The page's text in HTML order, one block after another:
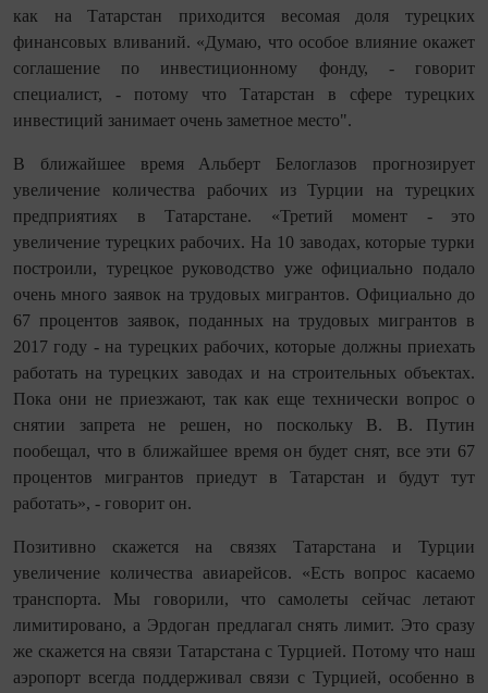
как на Татарстан приходится весомая доля турецких
финансовых вливаний. «Думаю, что особое влияние окажет
соглашение по инвестиционному фонду, - говорит
специалист, - потому что Татарстан в сфере турецких
инвестиций занимает очень заметное место".
В ближайшее время Альберт Белоглазов прогнозирует
увеличение количества рабочих из Турции на турецких
предприятиях в Татарстане. «Третий момент - это
увеличение турецких рабочих. На 10 заводах, которые турки
построили, турецкое руководство уже официально подало
очень много заявок на трудовых мигрантов. Официально до
67 процентов заявок, поданных на трудовых мигрантов в
2017 году - на турецких рабочих, которые должны приехать
работать на турецких заводах и на строительных объектах.
Пока они не приезжают, так как еще технически вопрос о
снятии запрета не решен, но поскольку В. В. Путин
пообещал, что в ближайшее время он будет снят, все эти 67
процентов мигрантов приедут в Татарстан и будут тут
работать», - говорит он.
Позитивно скажется на связях Татарстана и Турции
увеличение количества авиарейсов. «Есть вопрос касаемо
транспорта. Мы говорили, что самолеты сейчас летают
лимитировано, а Эрдоган предлагал снять лимит. Это сразу
же скажется на связи Татарстана с Турцией. Потому что наш
аэропорт всегда поддерживал связи с Турцией, особенно в